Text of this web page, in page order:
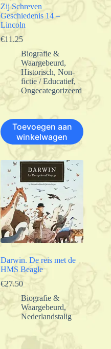
Zij Schreven
Geschiedenis 14 –
Lincoln
€11.25
Biografie &
Waargebeurd,
Historisch,Non-
fictie / Educatief,
Ongecategorizeerd
Toevoegen aan
winkelwagen
Darwin. De reis met de
HMS Beagle
€27.50
Biografie &
Waargebeurd,
Nederlandstalig